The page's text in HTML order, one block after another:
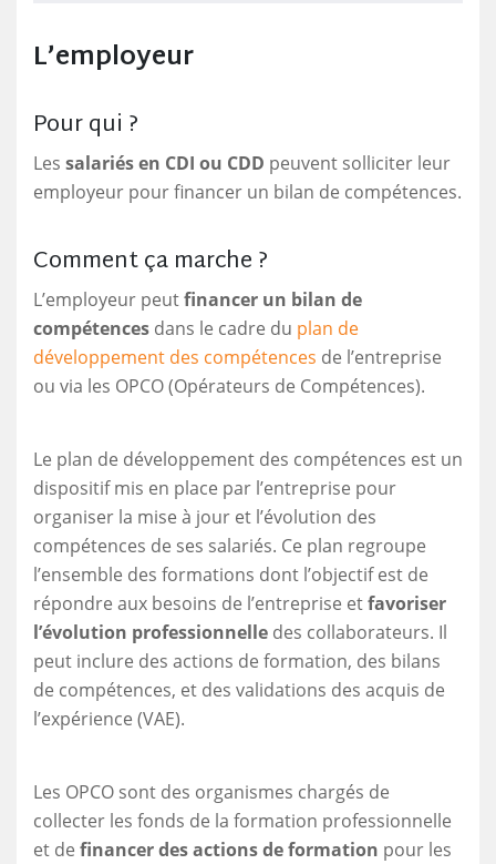
L’employeur
Pour qui ?
Les salariés en CDI ou CDD peuvent solliciter leur
employeur pour financer un bilan de compétences.
Comment ça marche ?
L’employeur peutfinancer un bilan de
compétences dans le cadre du plan de
développement des compétences de l’entreprise
ou via les OPCO (Opérateurs de Compétences).
Le plan de développement des compétences est un
dispositif mis en place par l’entreprise pour
organiser la mise à jour et l’évolution des
compétences de ses salariés. Ce plan regroupe
l’ensemble des formations dont l’objectif est de
répondre aux besoins de l’entreprise etfavoriser
l’évolution professionnelle des collaborateurs. Il
peut inclure des actions de formation, des bilans
de compétences, et des validations des acquis de
l’expérience (VAE).
Les OPCO sont des organismes chargés de
collecter les fonds de la formation professionnelle
et de financer des actions de formation pour les